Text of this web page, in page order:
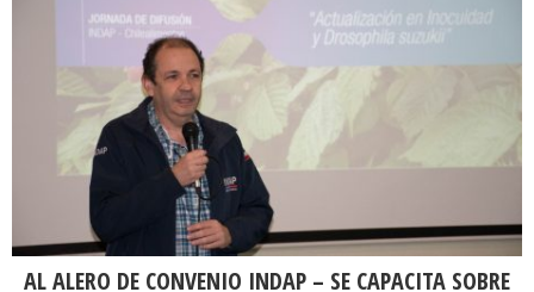
AL ALERO DE CONVENIO INDAP – SE CAPACITA SOBRE